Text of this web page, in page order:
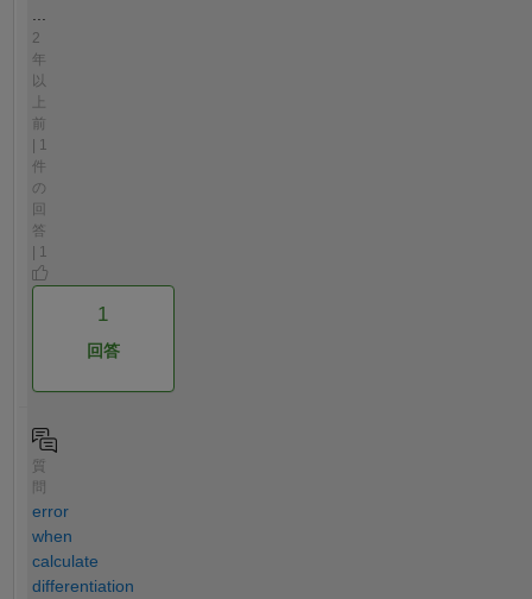
2
年
以
前
| 1
件
の
回
答
| 1
1
回答
質
error
when
calculate
differentiation